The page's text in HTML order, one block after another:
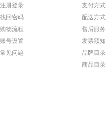
注册登录
找回密码
购物流程
账号设置
常见问题
支付方式
配送方式
售后服务
发票须知
品牌目录
商品目录